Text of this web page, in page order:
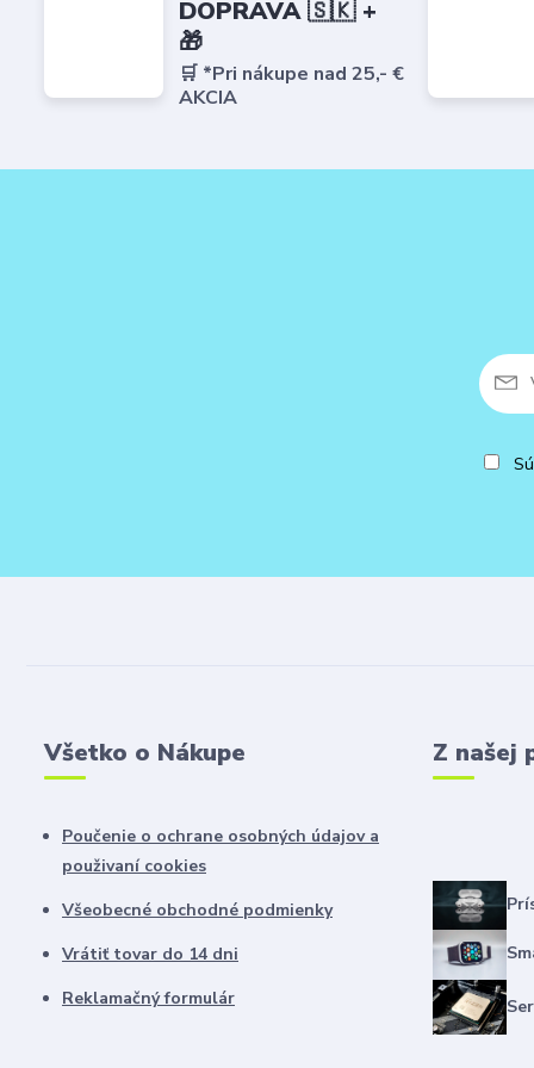
DOPRAVA 🇸🇰 +
🎁
🛒 *Pri nákupe nad 25,- €
AKCIA
Všetko o Nákupe
Poučenie o ochrane osobných údajov a
použivaní cookies
Všeobecné obchodné podmienky
Vrátiť tovar do 14 dni
Reklamačný formulár
Z našej